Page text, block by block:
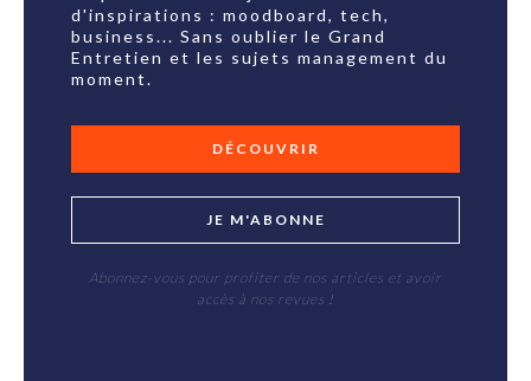
d'inspirations : moodboard, tech,
business... Sans oublier le Grand
Entretien et les sujets management du
moment.
DÉCOUVRIR
JE M'ABONNE
Abonnez-vous pour profiter de nos articles et avoir
accès à nos revues !